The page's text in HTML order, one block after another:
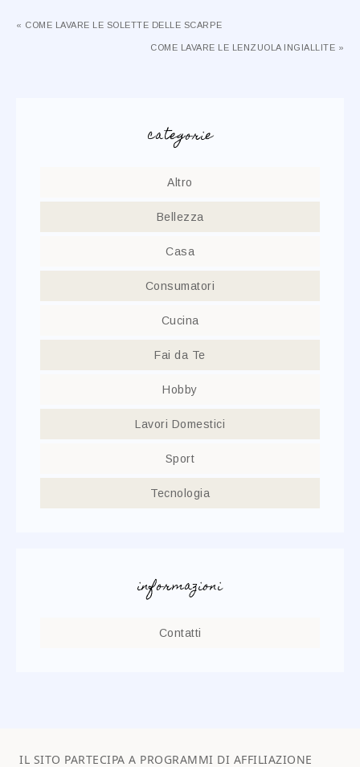
« COME LAVARE LE SOLETTE DELLE SCARPE
COME LAVARE LE LENZUOLA INGIALLITE »
categorie
Altro
Bellezza
Casa
Consumatori
Cucina
Fai da Te
Hobby
Lavori Domestici
Sport
Tecnologia
informazioni
Contatti
IL SITO PARTECIPA A PROGRAMMI DI AFFILIAZIONE